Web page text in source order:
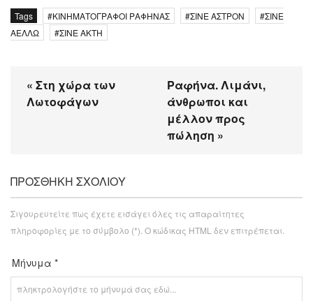
Tags ΚΙΝΗΜΑΤΟΓΡΑΦΟΙ ΡΑΦΗΝΑΣ ΣΙΝΕ ΑΣΤΡΟΝ
ΣΙΝΕ
ΑΕΛΛΩ
ΣΙΝΕ ΑΚΤΗ
« Στη χώρα των
Λωτοφάγων
Ραφήνα. Λιμάνι,
άνθρωποι και
μέλλον προς
πώληση »
ΠΡΟΣΘΉΚΗ ΣΧΟΛΊΟΥ
Σιγουρευτείτε πως έχετε εισάγει όλες τις απαραίτητες
πληροφορίες με το σύμβολο (*). Ο κώδικας HTML δεν επιτρέπεται.
Μήνυμα *